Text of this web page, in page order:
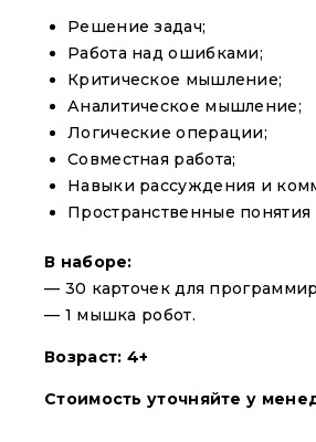
Решение задач;
Работа над ошибками;
Критическое мышление;
Аналитическое мышление;
Логические операции;
Совместная работа;
Навыки рассуждения и
Пространственные понятия
В наборе:
— 30 карточек для
— 1 мышка робот.
Возраст: 4+
Стоимость уточняйте у